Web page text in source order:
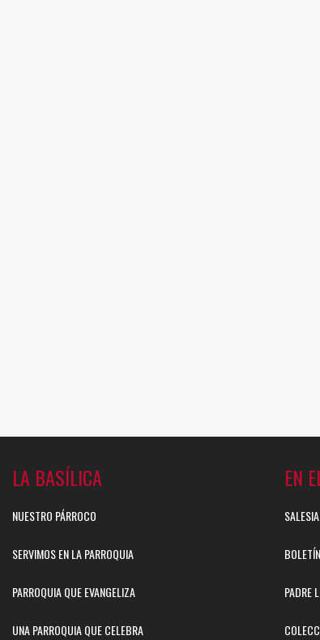
LA BASÍLICA
NUESTRO PÁRROCO
SERVIMOS EN LA PARROQUIA
PARROQUIA QUE EVANGELIZA
UNA PARROQUIA QUE CELEBRA
EN
PADRE